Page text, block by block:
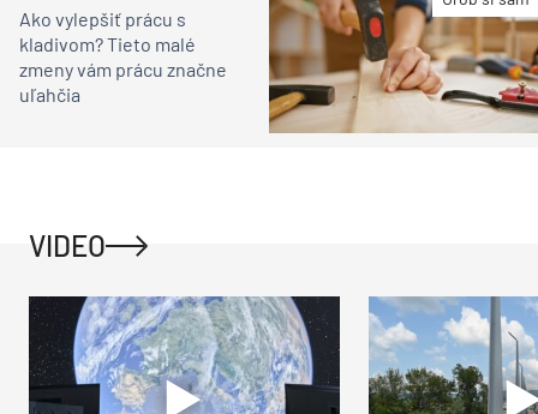
Ako vylepšiť prácu s
kladivom? Tieto malé
zmeny vám prácu značne
uľahčia
VIDEO